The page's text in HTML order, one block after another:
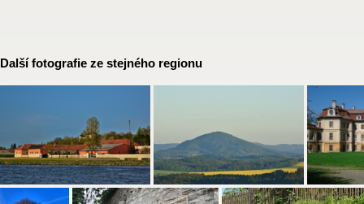
Další fotografie ze stejného regionu